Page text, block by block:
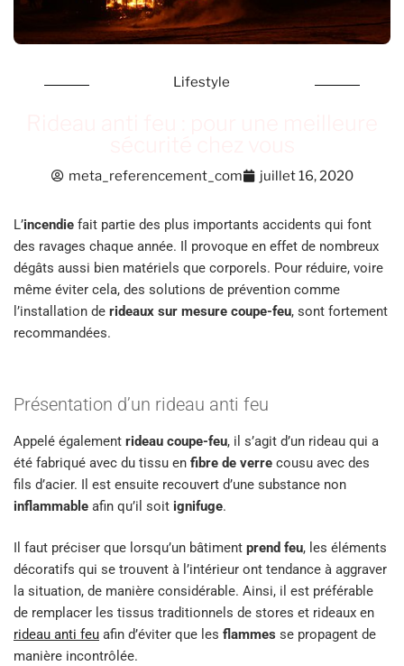
Lifestyle
meta_referencement_com juillet 16, 2020
L’incendie fait partie des plus importants accidents qui font
des ravages chaque année. Il provoque en effet de nombreux
dégâts aussi bien matériels que corporels. Pour réduire, voire
même éviter cela, des solutions de prévention comme
l’installation de rideaux sur mesure coupe-feu, sont fortement
recommandées.
Présentation d’un rideau anti feu
Appelé également rideau coupe-feu, il s’agit d’un rideau qui a
été fabriqué avec du tissu en fibre de verre cousu avec des
fils d’acier. Il est ensuite recouvert d’une substance non
inflammable afin qu’il soit ignifuge.
Il faut préciser que lorsqu’un bâtiment prend feu, les éléments
décoratifs qui se trouvent à l’intérieur ont tendance à aggraver
la situation, de manière considérable. Ainsi, il est préférable
de remplacer les tissus traditionnels de stores et rideaux en
rideau anti feu afin d’éviter que les flammes se propagent de
manière incontrôlée.